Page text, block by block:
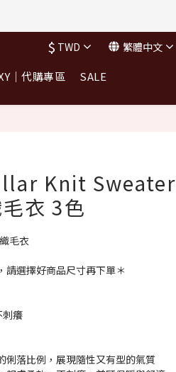
$ TWD 繁體中文
｜代購專區 SALE
Knit Sweater
衣 3色
毛衣
請選擇好商品尺寸再下單＊
刺癢
俐落比例，展現隨性又有型的氣質